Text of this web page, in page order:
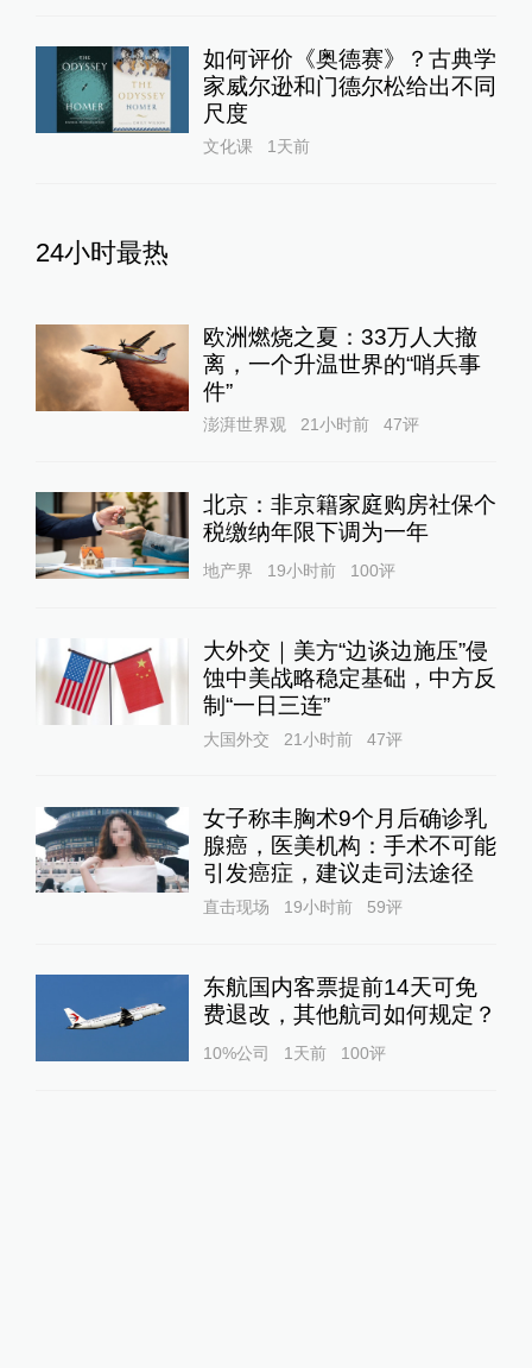
如何评价《奥德赛》？古典学
家威尔逊和门德尔松给出不同
尺度
文化课 1天前
24小时最热
欧洲燃烧之夏：33万人大撤
离，一个升温世界的“哨兵事
件”
澎湃世界观 21小时前 47评
北京：非京籍家庭购房社保个
税缴纳年限下调为一年
地产界 19小时前 100评
大外交｜美方“边谈边施压”侵
蚀中美战略稳定基础，中方反
制“一日三连”
大国外交 21小时前 47评
女子称丰胸术9个月后确诊乳
腺癌，医美机构：手术不可能
引发癌症，建议走司法途径
直击现场 19小时前 59评
东航国内客票提前14天可免
费退改，其他航司如何规定？
10%公司 1天前 100评